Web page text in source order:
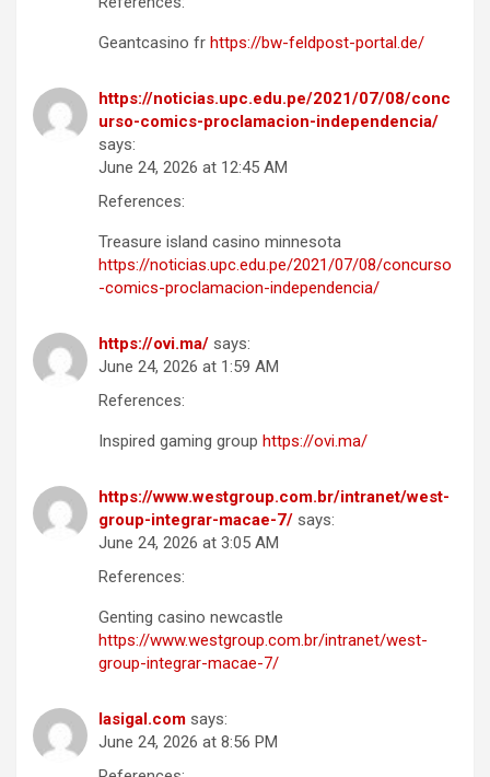
Geantcasino fr https://bw-feldpost-portal.de/
https://noticias.upc.edu.pe/2021/07/08/conc
urso-comics-proclamacion-independencia/
says:
June 24, 2026 at 12:45 AM
References:
Treasure island casino minnesota
https://noticias.upc.edu.pe/2021/07/08/concurso
-comics-proclamacion-independencia/
https://ovi.ma/ says:
June 24, 2026 at 1:59 AM
References:
Inspired gaming group https://ovi.ma/
https://www.westgroup.com.br/intranet/west-
group-integrar-macae-7/ says:
June 24, 2026 at 3:05 AM
References:
Genting casino newcastle
https://www.westgroup.com.br/intranet/west-
group-integrar-macae-7/
lasigal.com says:
June 24, 2026 at 8:56 PM